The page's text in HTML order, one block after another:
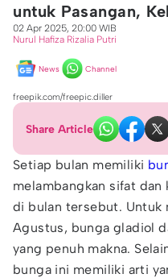
untuk Pasangan,
02 Apr 2025, 20:00 WIB
Nurul Hafiza Rizalia Putri
News Channel
freepik.com/freepic.diller
Share Article
Setiap bulan memiliki
melambangkan sifat
di bulan tersebut. Untuk
Agustus, bunga gladiol
yang penuh makna.
bunga ini memiliki arti